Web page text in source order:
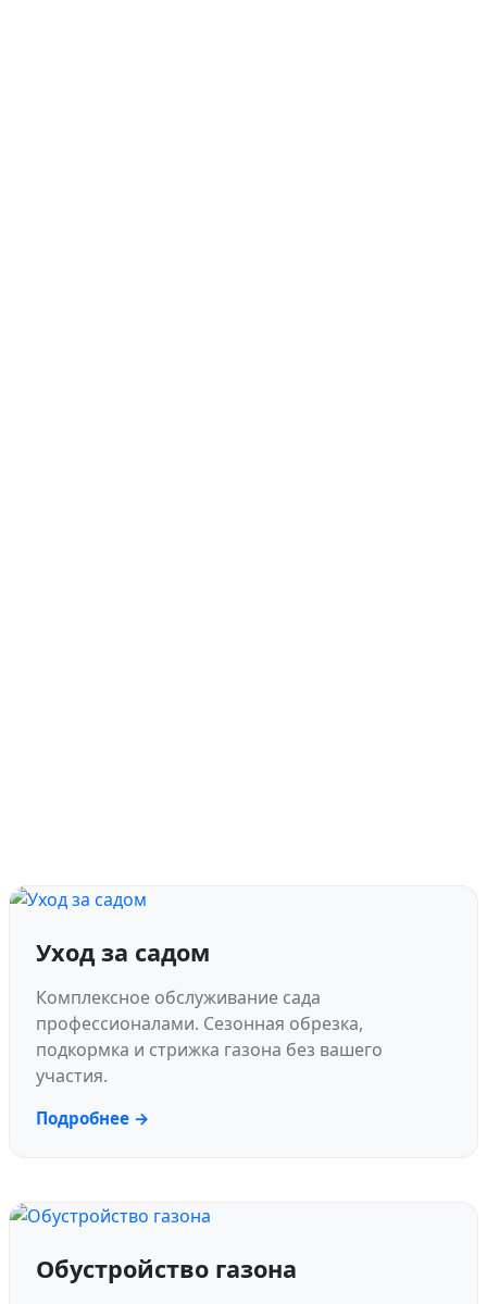
Уход за садом
Комплексное обслуживание сада
профессионалами. Сезонная обрезка,
подкормка и стрижка газона без вашего
участия.
Подробнее →
Обустройство газона